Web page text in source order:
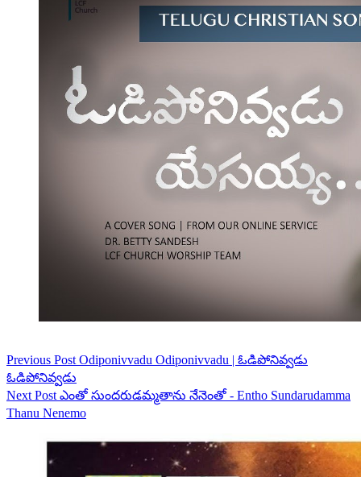
Previous Post Odiponivvadu Odiponivvadu | ఓడిపోనివ్వడు
ఓడిపోనివ్వడు
Next Post ఎంతో సుందరుడమ్మతాను నేనెంతో - Entho Sundarudamma
Thanu Nenemo